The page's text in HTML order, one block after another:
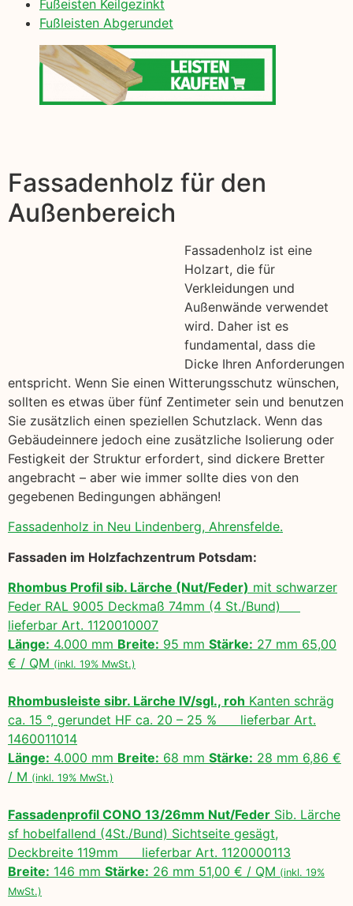
Fußeisten Keilgezinkt
Fußleisten Abgerundet
Fassadenholz für den
Außenbereich
Fassadenholz ist eine
Holzart, die für
Verkleidungen und
Außenwände verwendet
wird. Daher ist es
fundamental, dass die
Dicke Ihren Anforderungen
entspricht. Wenn Sie einen Witterungsschutz wünschen,
sollten es etwas über fünf Zentimeter sein und benutzen
Sie zusätzlich einen speziellen Schutzlack. Wenn das
Gebäudeinnere jedoch eine zusätzliche Isolierung oder
Festigkeit der Struktur erfordert, sind dickere Bretter
angebracht – aber wie immer sollte dies von den
gegebenen Bedingungen abhängen!
Fassadenholz in Neu Lindenberg, Ahrensfelde.
Fassaden im Holzfachzentrum Potsdam:
Rhombus Profil sib. Lärche (Nut/Feder) mit schwarzer
Feder RAL 9005 Deckmaß 74mm (4 St./Bund)
lieferbar Art. 1120010007
Länge: 4.000 mm Breite: 95 mm Stärke: 27 mm 65,00
€ / QM (inkl. 19% MwSt.)
Rhombusleiste sibr. Lärche IV/sgl., roh Kanten schräg
ca. 15 °, gerundet HF ca. 20 – 25 % lieferbar Art.
1460011014
Länge: 4.000 mm Breite: 68 mm Stärke: 28 mm 6,86 €
/ M (inkl. 19% MwSt.)
Fassadenprofil CONO 13/26mm Nut/Feder Sib. Lärche
sf hobelfallend (4St./Bund) Sichtseite gesägt,
Deckbreite 119mm lieferbar Art. 1120000113
Breite: 146 mm Stärke: 26 mm 51,00 € / QM (inkl. 19%
MwSt.)